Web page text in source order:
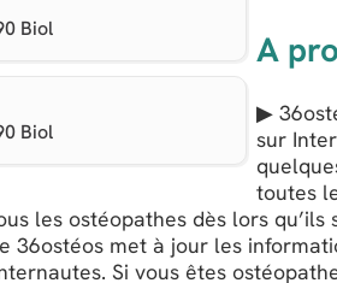
Biol
Biol
A
▶
sur
toutes
les ostéopathes dès lors
36ostéos met à jour les
Si vous êtes